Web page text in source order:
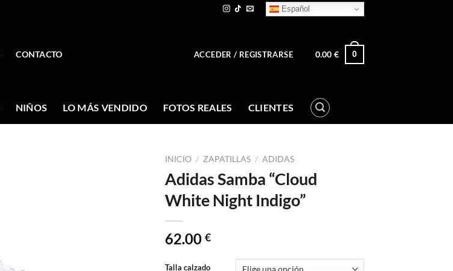
Español
CONTACTO ACCEDER / REGISTRARSE 0.00€ 0
NIÑOS LO MÁS VENDIDO FOTOS REALES CLIENTES
INICIO / ZAPATILLAS / ADIDAS
Adidas Samba “Cloud
White Night Indigo”
62.00 €
Talla calzado